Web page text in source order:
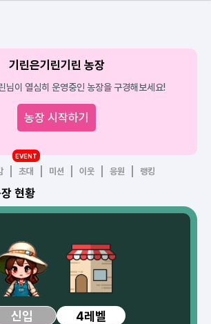
기린은기린기린 농장
님이 열심히 운영중인 농장을 구경해보세요!
농장 시작하기
초대
EVENT
미션 이웃 응원 랭킹
현황
신입 4레벨